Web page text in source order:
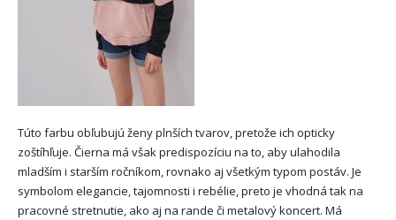
Túto farbu obľubujú ženy plnších tvarov, pretože ich opticky
zoštíhľuje. Čierna má však predispozíciu na to, aby ulahodila
mladším i starším ročníkom, rovnako aj všetkým typom postáv. Je
symbolom elegancie, tajomnosti i rebélie, preto je vhodná tak na
pracovné stretnutie, ako aj na rande či metalový koncert. Má